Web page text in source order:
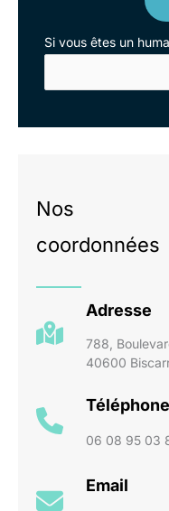
Si vous êtes un
Nos
coordonnées
Adresse
788,
40600
Téléphone
06 08 95 03
Email